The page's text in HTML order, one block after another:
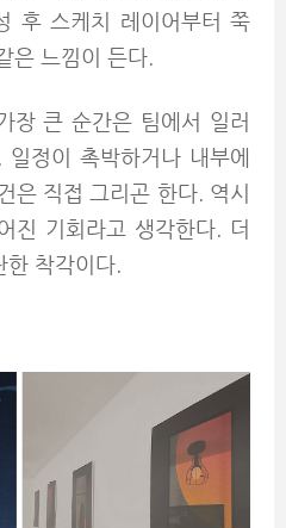
후 스케치 레이어부터 쭉
은 느낌이 든다.
장 큰 순간은 팀에서 일러
정이 촉박하거나 내부에
은 직접 그리곤 한다. 역시
진 기회라고 생각한다. 더
한 착각이다.